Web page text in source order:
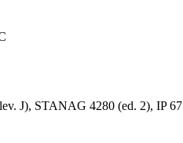
J), STANAG 4280 (ed. 2), IP 67